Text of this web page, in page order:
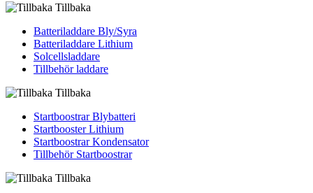
Tillbaka
Batteriladdare Bly/Syra
Batteriladdare Lithium
Solcellsladdare
Tillbehör laddare
Tillbaka
Startboostrar Blybatteri
Startbooster Lithium
Startboostrar Kondensator
Tillbehör Startboostrar
Tillbaka